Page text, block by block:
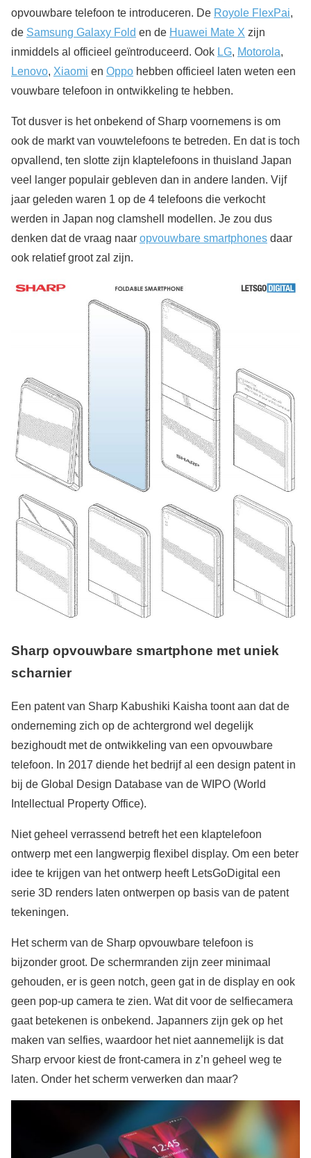
opvouwbare telefoon te introduceren. De Royole FlexPai,
de Samsung Galaxy Fold en de Huawei Mate X zijn
inmiddels al officieel geïntroduceerd. Ook LG, Motorola,
Lenovo, Xiaomi en Oppo hebben officieel laten weten een
vouwbare telefoon in ontwikkeling te hebben.
Tot dusver is het onbekend of Sharp voornemens is om
ook de markt van vouwtelefoons te betreden. En dat is toch
opvallend, ten slotte zijn klaptelefoons in thuisland Japan
veel langer populair gebleven dan in andere landen. Vijf
jaar geleden waren 1 op de 4 telefoons die verkocht
werden in Japan nog clamshell modellen. Je zou dus
denken dat de vraag naar opvouwbare smartphones daar
ook relatief groot zal zijn.
Sharp opvouwbare smartphone met uniek
scharnier
Een patent van Sharp Kabushiki Kaisha toont aan dat de
onderneming zich op de achtergrond wel degelijk
bezighoudt met de ontwikkeling van een opvouwbare
telefoon. In 2017 diende het bedrijf al een design patent in
bij de Global Design Database van de WIPO (World
Intellectual Property Office).
Niet geheel verrassend betreft het een klaptelefoon
ontwerp met een langwerpig flexibel display. Om een beter
idee te krijgen van het ontwerp heeft LetsGoDigital een
serie 3D renders laten ontwerpen op basis van de patent
tekeningen.
Het scherm van de Sharp opvouwbare telefoon is
bijzonder groot. De schermranden zijn zeer minimaal
gehouden, er is geen notch, geen gat in de display en ook
geen pop-up camera te zien. Wat dit voor de selfiecamera
gaat betekenen is onbekend. Japanners zijn gek op het
maken van selfies, waardoor het niet aannemelijk is dat
Sharp ervoor kiest de front-camera in z’n geheel weg te
laten. Onder het scherm verwerken dan maar?